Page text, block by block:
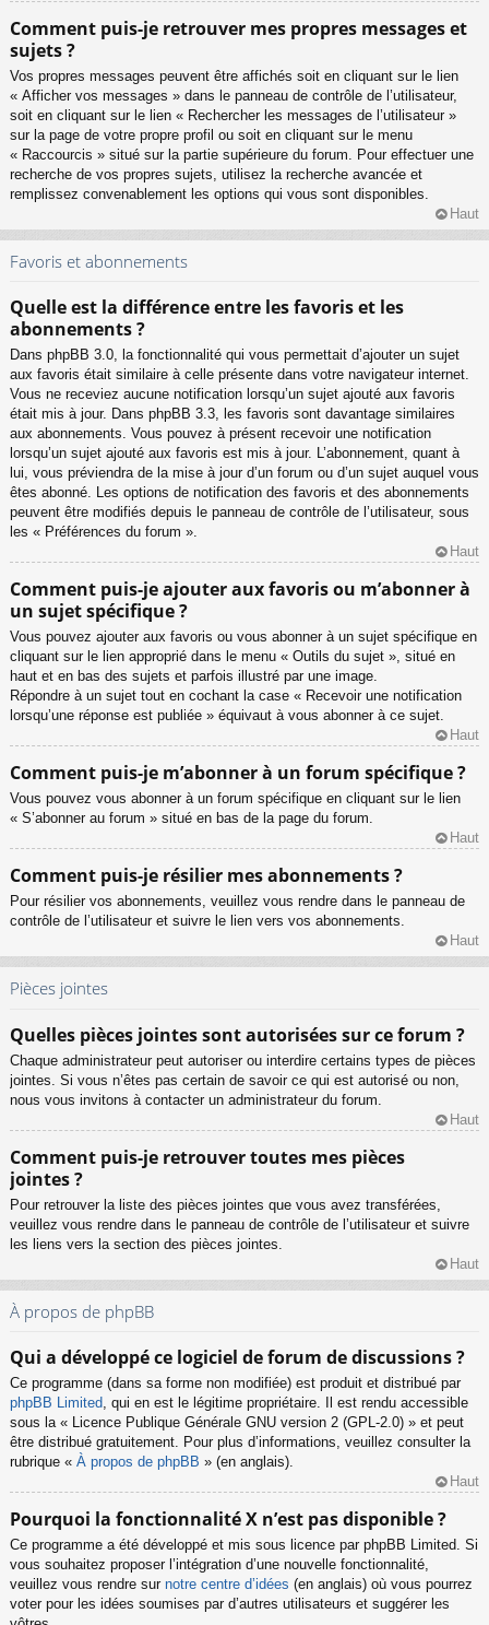
Comment puis-je retrouver mes propres messages et
sujets ?
Vos propres messages peuvent être affichés soit en cliquant sur le lien
« Afficher vos messages » dans le panneau de contrôle de l’utilisateur,
soit en cliquant sur le lien « Rechercher les messages de l’utilisateur »
sur la page de votre propre profil ou soit en cliquant sur le menu
« Raccourcis » situé sur la partie supérieure du forum. Pour effectuer une
recherche de vos propres sujets, utilisez la recherche avancée et
remplissez convenablement les options qui vous sont disponibles.
Haut
Favoris et abonnements
Quelle est la différence entre les favoris et les
abonnements ?
Dans phpBB 3.0, la fonctionnalité qui vous permettait d’ajouter un sujet
aux favoris était similaire à celle présente dans votre navigateur internet.
Vous ne receviez aucune notification lorsqu’un sujet ajouté aux favoris
était mis à jour. Dans phpBB 3.3, les favoris sont davantage similaires
aux abonnements. Vous pouvez à présent recevoir une notification
lorsqu’un sujet ajouté aux favoris est mis à jour. L’abonnement, quant à
lui, vous préviendra de la mise à jour d’un forum ou d’un sujet auquel vous
êtes abonné. Les options de notification des favoris et des abonnements
peuvent être modifiés depuis le panneau de contrôle de l’utilisateur, sous
les « Préférences du forum ».
Haut
Comment puis-je ajouter aux favoris ou m’abonner à
un sujet spécifique ?
Vous pouvez ajouter aux favoris ou vous abonner à un sujet spécifique en
cliquant sur le lien approprié dans le menu « Outils du sujet », situé en
haut et en bas des sujets et parfois illustré par une image.
Répondre à un sujet tout en cochant la case « Recevoir une notification
lorsqu’une réponse est publiée » équivaut à vous abonner à ce sujet.
Haut
Comment puis-je m’abonner à un forum spécifique ?
Vous pouvez vous abonner à un forum spécifique en cliquant sur le lien
« S’abonner au forum » situé en bas de la page du forum.
Haut
Comment puis-je résilier mes abonnements ?
Pour résilier vos abonnements, veuillez vous rendre dans le panneau de
contrôle de l’utilisateur et suivre le lien vers vos abonnements.
Haut
Pièces jointes
Quelles pièces jointes sont autorisées sur ce forum ?
Chaque administrateur peut autoriser ou interdire certains types de pièces
jointes. Si vous n’êtes pas certain de savoir ce qui est autorisé ou non,
nous vous invitons à contacter un administrateur du forum.
Haut
Comment puis-je retrouver toutes mes pièces
jointes ?
Pour retrouver la liste des pièces jointes que vous avez transférées,
veuillez vous rendre dans le panneau de contrôle de l’utilisateur et suivre
les liens vers la section des pièces jointes.
Haut
À propos de phpBB
Qui a développé ce logiciel de forum de discussions ?
Ce programme (dans sa forme non modifiée) est produit et distribué par
phpBB Limited, qui en est le légitime propriétaire. Il est rendu accessible
sous la « Licence Publique Générale GNU version 2 (GPL-2.0) » et peut
être distribué gratuitement. Pour plus d’informations, veuillez consulter la
rubrique « À propos de phpBB » (en anglais).
Haut
Pourquoi la fonctionnalité X n’est pas disponible ?
Ce programme a été développé et mis sous licence par phpBB Limited. Si
vous souhaitez proposer l’intégration d’une nouvelle fonctionnalité,
veuillez vous rendre sur notre centre d’idées (en anglais) où vous pourrez
voter pour les idées soumises par d’autres utilisateurs et suggérer les